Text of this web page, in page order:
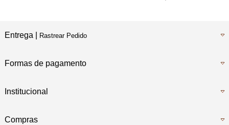
Entrega | Rastrear Pedido
Formas de pagamento
Institucional
Compras